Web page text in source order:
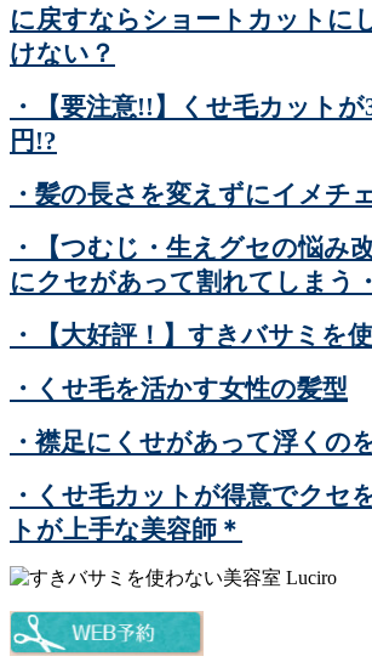
に戻すならショートカットに
けない？
・【要注意!!】くせ毛カットが
円!?
・髪の長さを変えずにイメチ
・【つむじ・生えグセの悩み
にクセがあって割れてしまう
・【大好評！】すきバサミを
・くせ毛を活かす女性の髪型
・襟足にくせがあって浮くの
・くせ毛カットが得意でクセ
トが上手な美容師＊